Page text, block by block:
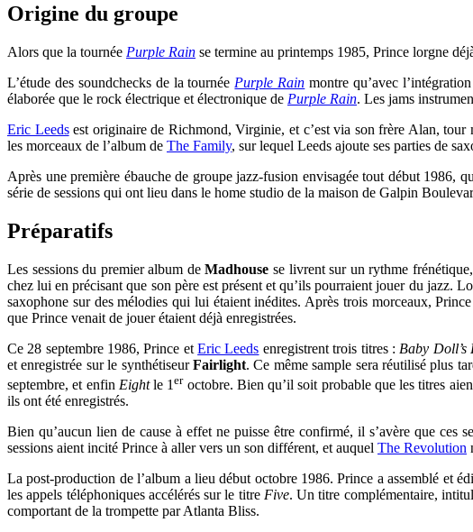
Origine du groupe
Alors que la tournée Purple Rain se termine au printemps 1985, Prince lorgne
L’étude des soundchecks de la tournée Purple Rain montre qu’avec
élaborée que le rock électrique et électronique de Purple Rain. Les jams
Eric Leedsest originaire de Richmond, Virginie, et c’est via son frère Alan, tour
les morceaux de l’album de The Family, sur lequel Leeds ajoute ses parties de
Après une première ébauche de groupe jazz-fusion envisagée tout début 1986,
série de sessions qui ont lieu dans le home studio de la maison de Galpin
Préparatifs
Les sessions du premier album deMadhouse se livrent sur un rythme
chez lui en précisant que son père est présent et qu’ils pourraient jouer du jazz.
saxophone sur des mélodies qui lui étaient inédites. Après trois morceaux,
que Prince venait de jouer étaient déjà enregistrées.
Ce 28 septembre 1986, Prince etEric Leeds enregistrent trois titres : Baby Doll’s
et enregistrée sur le synthétiseurFairlight. Ce même sample sera réutilisé plus
septembre, et enfin Eightle 1eroctobre. Bien qu’il soit probable que les titres
ils ont été enregistrés.
Bien qu’aucun lien de cause à effet ne puisse être confirmé, il s’avère que ces
sessions aient incité Prince à aller vers un son différent, et auquel The Revolution
La post-production de l’album a lieu début octobre 1986. Prince a assemblé et
les appels téléphoniques accélérés sur le titre Five. Un titre complémentaire,
comportant de la trompette parAtlanta Bliss.